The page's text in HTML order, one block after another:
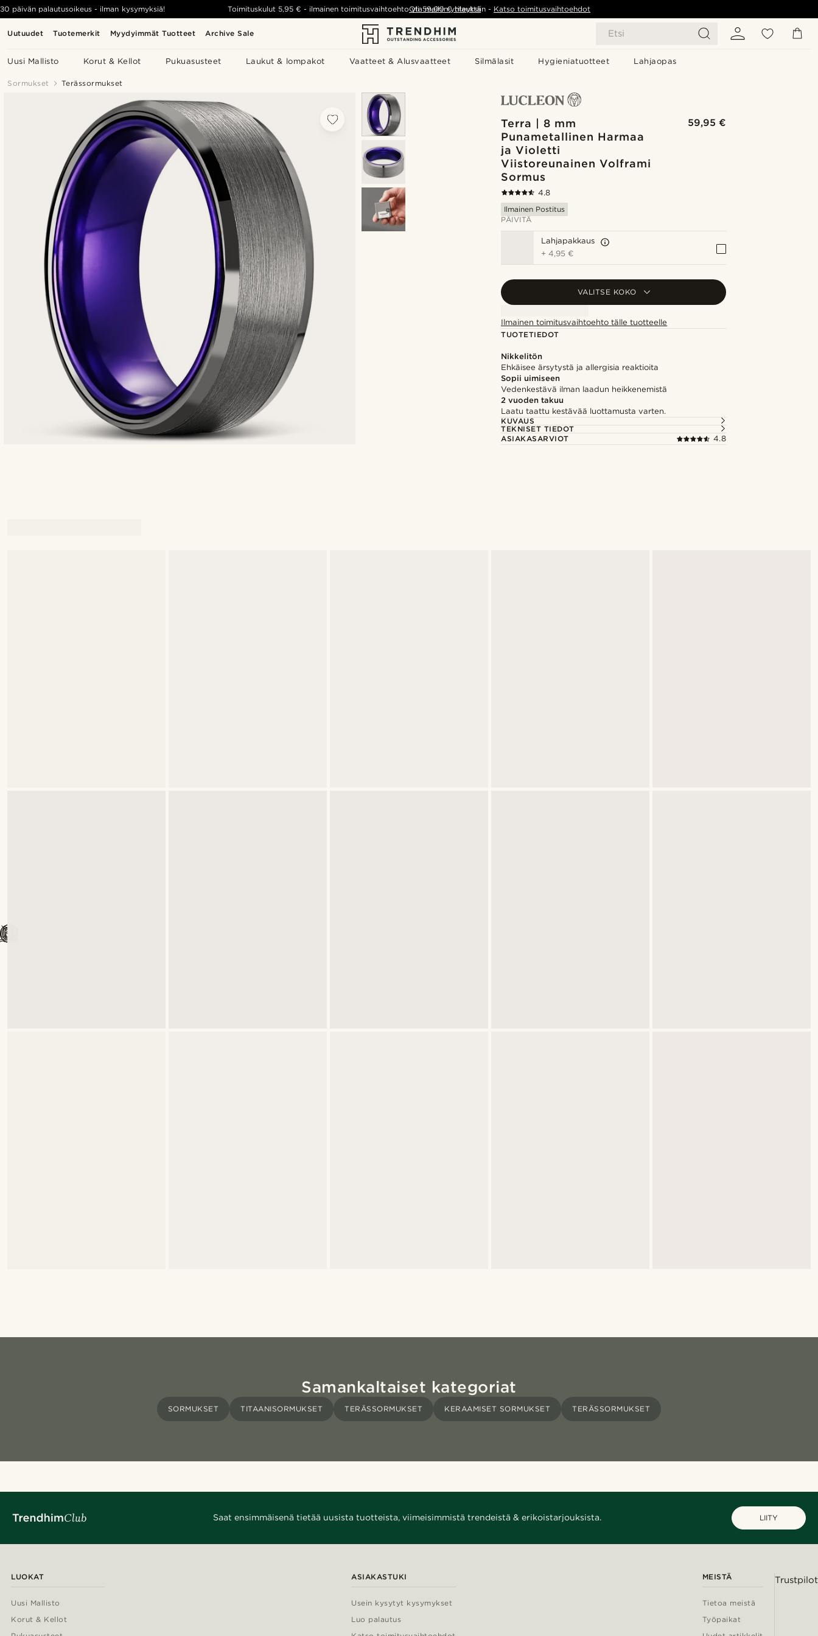
Uutuudet Tuotemerkit Myydyimmät Tuotteet Archive Sale Etsi
Uusi Mallisto Korut & Kellot Pukuasusteet Laukut & lompakot Vaatteet & Alusvaatteet Silmälasit Hygieniatuotteet Lahjaopas
30 päivän palautusoikeus - ilman kysymyksiä! Toimituskulut 5,95 € - ilmainen toimitusvaihtoehto yli 59,00 €tilauksiin - Katso toimitusvaihtoehdot
Ota meihin yhteyttä
Sormukset Terässormukset
Terra | 8 mm
Punametallinen Harmaa
ja Violetti
Viistoreunainen Volframi
Sormus
59,95 €
4.8
Ilmainen Postitus
PÄIVITÄ
Lahjapakkaus
+4,95 €
VALITSE KOKO
Ilmainen toimitusvaihtoehto tälle tuotteelle
TUOTETIEDOT
Nikkelitön
Ehkäisee ärsytystä ja allergisia reaktioita
Sopii uimiseen
Vedenkestävä ilman laadun heikkenemistä
2 vuoden takuu
Laatu taattu kestävää luottamusta varten.
KUVAUS
TEKNISET TIEDOT
ASIAKASARVIOT
4.8
Samankaltaiset kategoriat
SORMUKSET TITAANISORMUKSET TERÄSSORMUKSET KERAAMISET SORMUKSET TERÄSSORMUKSET
Saat ensimmäisenä tietää uusista tuotteista, viimeisimmistä trendeistä & erikoistarjouksista. LIITY
LUOKAT
Uusi Mallisto
Korut & Kellot
ASIAKASTUKI
Usein kysytyt kysymykset
Luo palautus
MEISTÄ
Tietoa meistä
Työpaikat
Trustpilot